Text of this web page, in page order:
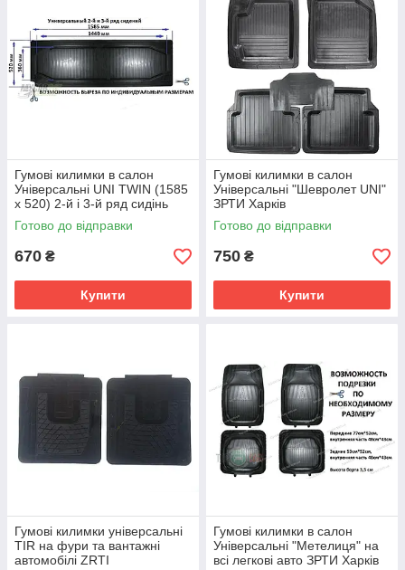
Гумові килимки в салон
Універсальні UNI TWIN (1585
x 520) 2-й і 3-й ряд сидінь
мікроавтобусів ЗРТІ
Готово до відправки
670 ₴
Купити
Гумові килимки в салон
Універсальні "Шевролет UNI"
ЗРТИ Харків
Готово до відправки
750 ₴
Купити
Гумові килимки універсальні
TIR на фури та вантажні
автомобілі ZRTI
Гумові килимки в салон
Універсальні "Метелиця" на
всі легкові авто ЗРТИ Харків